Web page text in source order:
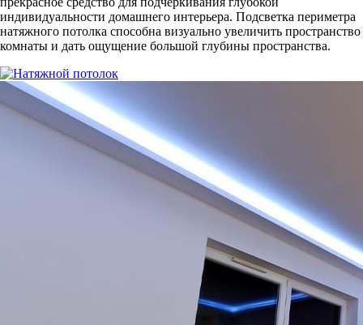
индивидуальности домашнего интерьера. Подсветка периметра
натяжного потолка способна визуально увеличить пространство
комнаты и дать ощущение большой глубины пространства.